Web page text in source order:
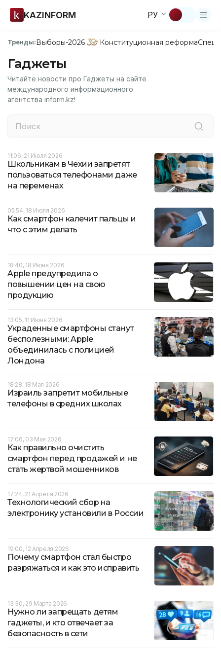
KAZINFORM РУ
Тренды:Выборы-2026 Конституционная реформа
Гаджеты
Читайте новости про Гаджеты на сайте
международного информационного
агентства inform.kz!
11:06, 21 Июля 2026
Школьникам в Чехии запретят
пользоваться телефонами даже
на переменах
05:54, 18 Июля 2026
Как смартфон калечит пальцы и
что с этим делать
18:40, 18 Июня 2026
Apple предупредила о
повышении цен на свою
продукцию
13:05, 11 Июня 2026
Украденные смартфоны станут
бесполезными: Apple
объединилась с полицией
Лондона
18:28, 18 Мая 2026
Израиль запретит мобильные
телефоны в средних школах
17:06, 03 Мая 2026
Как правильно очистить
смартфон перед продажей и не
стать жертвой мошенников
17:24, 21 Апреля 2026
Технологический сбор на
электронику установили в России
19:00, 12 Апреля 2026
Почему смартфон стал быстро
разряжаться и как это исправить
13:30, 29 Марта 2026
Нужно ли запрещать детям
гаджеты, и кто отвечает за
безопасность в сети